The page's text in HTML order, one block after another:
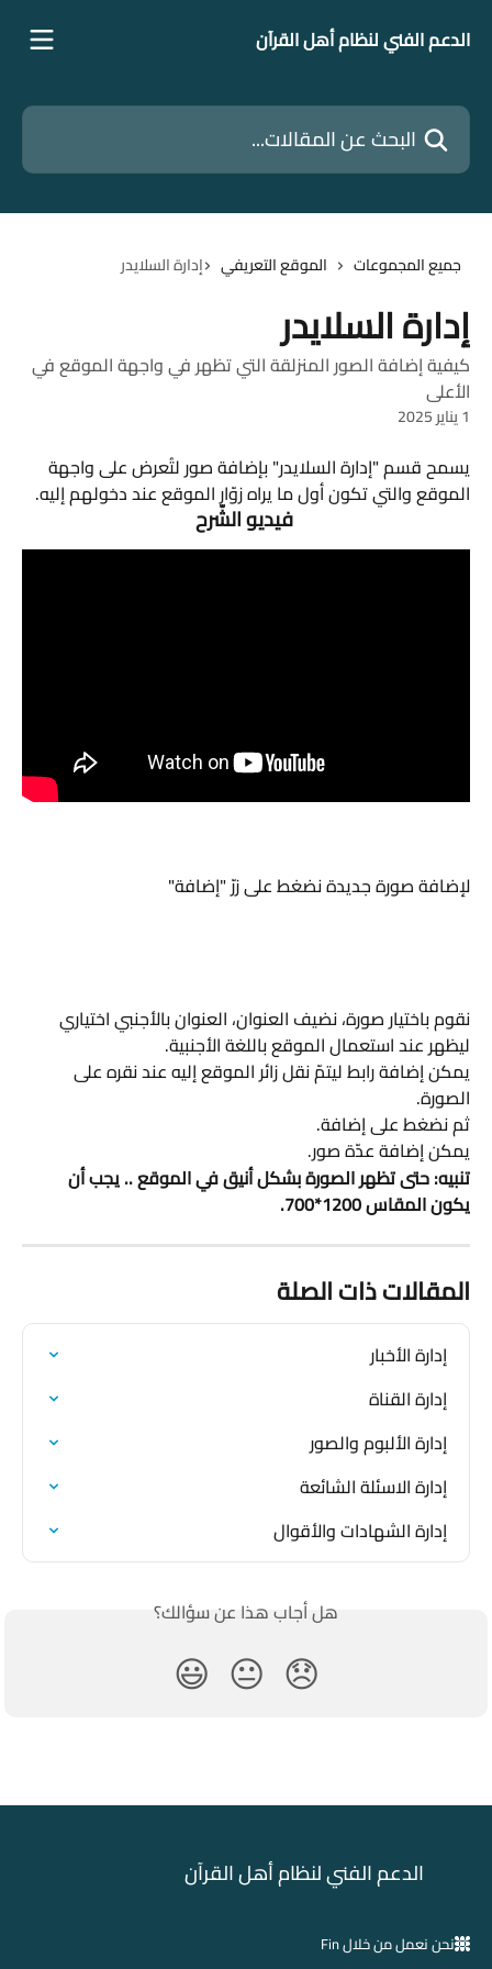
الدعم الفني لنظام أهل القرآن
البحث عن المقالات...
جميع المجموعات الموقع التعريفي إدارة السلايدر
إدارة السلايدر
كيفية إضافة الصور المنزلقة التي تظهر في واجهة الموقع في
الأعلى
1 يناير 2025
يسمح قسم "إدارة السلايدر" بإضافة صور لتُعرض على واجهة
الموقع والتي تكون أول ما يراه زوّار الموقع عند دخولهم إليه.
فيديو الشّرح
لإضافة صورة جديدة نضغط على زرّ "إضافة"
نقوم باختيار صورة، نضيف العنوان، العنوان بالأجنبي اختياري
ليظهر عند استعمال الموقع باللغة الأجنبية.
يمكن إضافة رابط ليتمّ نقل زائر الموقع إليه عند نقره على
الصورة.
ثم نضغط على إضافة.
يمكن إضافة عدّة صور.
تنبيه: حتى تظهر الصورة بشكل أنيق في الموقع .. يجب أن
يكون المقاس 1200*700.
المقالات ذات الصلة
إدارة الأخبار
إدارة القناة
إدارة الألبوم والصور
إدارة الاسئلة الشائعة
إدارة الشهادات والأقوال
هل أجاب هذا عن سؤالك؟
😞
😐
😃
الدعم الفني لنظام أهل القرآن
نحن نعمل من خلال Fin